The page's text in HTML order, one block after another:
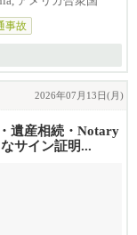
事故
2026年07月13日(月)
遺産相続・Notary
サイン証明...